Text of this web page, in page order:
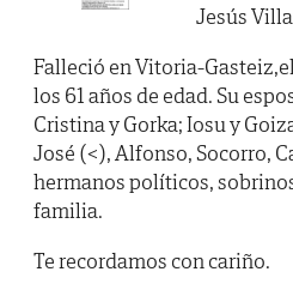
Jesús
Falleció en Vitoria-
los 61 años de edad. Su
Cristina y Gorka; Iosu y
José (<), Alfonso, Socorro,
hermanos políticos,
familia.
Te recordamos con cariño.